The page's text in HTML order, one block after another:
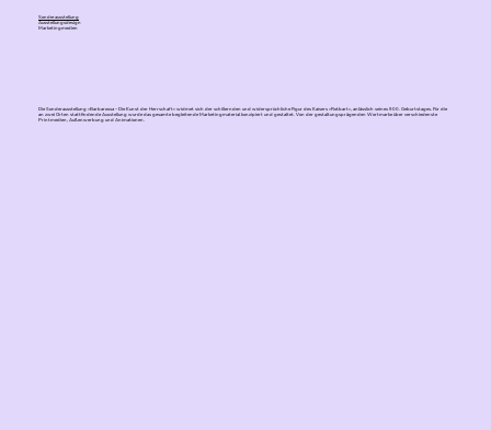
Sonderausstellung
Ausstellungsdesign
Marketingmedien
Die Sonderausstellung »Barbarossa – Die Kunst der Herrschaft« widmet sich der schillernden und widersprüchliche Figur des Kaisers »Rotbart«, anlässlich seines 900. Geburtstages. Für die
an zwei Orten stattfindende Ausstellung wurde das gesamte begleitende Marketingmaterial konzipiert und gestaltet. Von der gestaltungsprägenden Wortmarke über verschiedenste
Printmedien, Außenwerbung und Animationen.